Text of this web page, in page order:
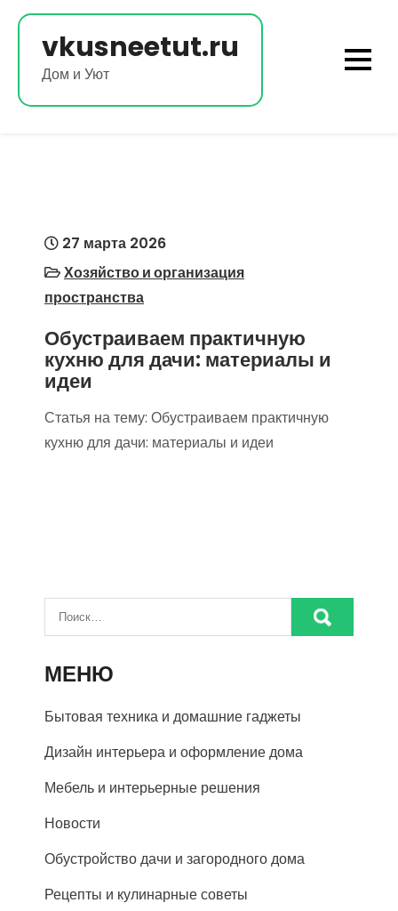
Перейти
содержимому
vkusneetut.ru
Дом и Уют
27 марта 2026
Хозяйство и организация
пространства
Обустраиваем практичную
кухню для дачи: материалы и
идеи
Статья на тему: Обустраиваем практичную
кухню для дачи: материалы и идеи
МЕНЮ
Бытовая техника и домашние гаджеты
Дизайн интерьера и оформление дома
Мебель и интерьерные решения
Новости
Обустройство дачи и загородного дома
Рецепты и кулинарные советы